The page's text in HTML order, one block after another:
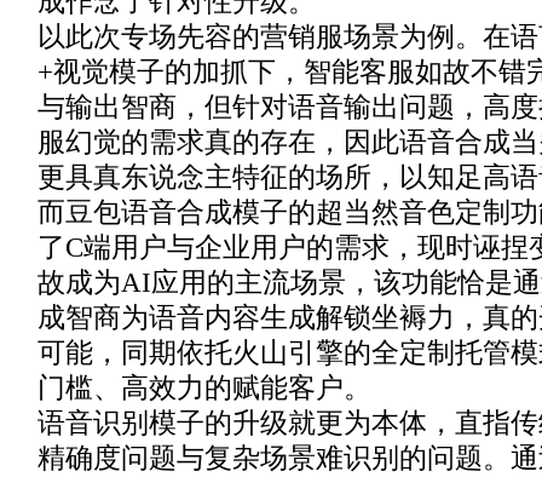
以此次专场先容的营销服场景为例。在
+视觉模子的加抓下，智能客服如故不错
与输出智商，但针对语音输出问题，高
服幻觉的需求真的存在，因此语音合成
更具真东说念主特征的场所，以知足高
而豆包语音合成模子的超当然音色定制
了C端用户与企业用户的需求，现时诬捏
故成为AI应用的主流场景，该功能恰是
成智商为语音内容生成解锁坐褥力，真
可能，同期依托火山引擎的全定制托管
门槛、高效力的赋能客户。
语音识别模子的升级就更为本体，直指
精确度问题与复杂场景难识别的问题。